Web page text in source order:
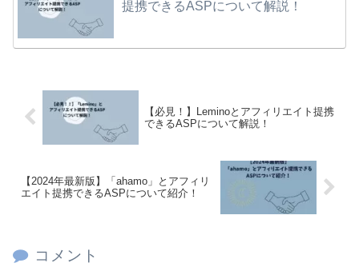
提携できるASPについて解説！
【必見！】Leminoとアフィリエイト提携
できるASPについて解説！
【2024年最新版】「ahamo」とアフィリ
エイト提携できるASPについて紹介！
コメント